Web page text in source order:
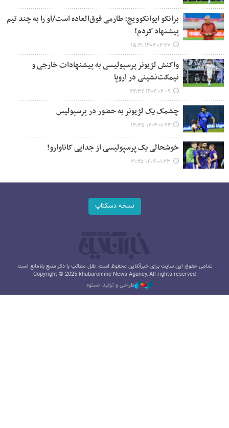
برانکو ایوانکوویچ: طارمی فوق‌العاده است/او را به چند تیم
پیشنهاد کردم!
۱۴۰۴-۰۲-۲۷ ۱۵:۴۱
واکنش لژیونر پرسپولیسی به پیشنهادات خارجی و
نیمکت‌نشینی در اروپا
۱۴۰۴-۰۲-۰۹ ۲۲:۳۶
چشمک یک لژیونر به حضور در پرسپولیس
۱۴۰۴-۰۱-۲۴ ۱۴:۳۵
خوشحالی یک پرسپولیسی از جدایی کاناوارو!
۱۴۰۴-۰۱-۲۳ ۲۱:۲۵
نسخه دسکتاپ
تمامی حقوق این سایت برای خبرآنلاین محفوظ است. نقل مطالب با ذکر منبع بلامانع است.
Copyright © 2025 khabaronline News Agancy, All rights reserved
طراحی و تولید: نستوه